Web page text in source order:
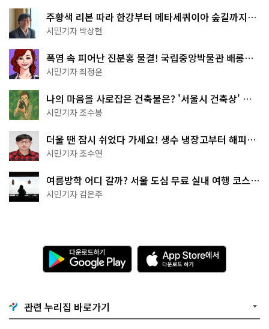
주황색 리본 따라 한강부터 메타세쿼이아 숲길까지…
서울둘레길 15코스
시민기자 박상현
폭염 속 피어난 진분홍 물결! 국립중앙박물관 배롱나
무 명소
시민기자 최정윤
나의 마음을 사로잡은 건축물은? '서울시 건축상' 수
상작 공개!
시민기자 조수봉
더울 땐 잠시 쉬었다 가세요! 생수 냉장고부터 해피소
·무더위쉼터까지
시민기자 조수연
여름방학 어디 갈까? 서울 도심 무료 실내 여행 코스
추천
시민기자 김은주
다
운
로
기
G
o
A
p
p
e
관련 누리집 바로가기